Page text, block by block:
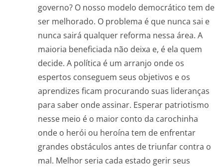
governo? O nosso modelo democrático tem de
ser melhorado. O problema é que nunca sai e
nunca sairá qualquer reforma nessa área. A
maioria beneficiada não deixa e, é ela quem
decide. A política é um arranjo onde os
espertos conseguem seus objetivos e os
aprendizes ficam procurando suas lideranças
para saber onde assinar. Esperar patriotismo
nesse meio é o maior conto da carochinha
onde o herói ou heroína tem de enfrentar
grandes obstáculos antes de triunfar contra o
mal. Melhor seria cada estado gerir seus